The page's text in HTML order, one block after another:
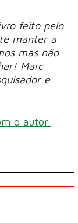
feito pelo
manter a
mas não
Marc
e
o autor.